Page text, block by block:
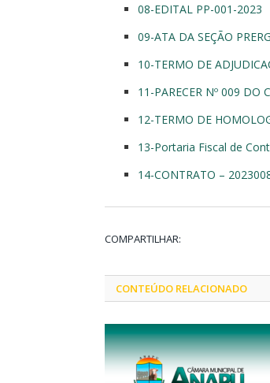
08-EDITAL PP-001-2023
09-ATA DA SEÇÃO
10-TERMO DE
11-PARECER Nº 009 DO
12-TERMO DE
13-Portaria Fiscal de
14-CONTRATO –
COMPARTILHAR:
CONTEÚDO RELACIONADO